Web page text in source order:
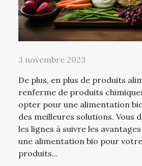
3 novembre 2023
De plus, en plus de produits
renferme de produits
opter pour une alimentation
des meilleures solutions. Vous
les lignes à suivre les
une alimentation bio pour
produits...